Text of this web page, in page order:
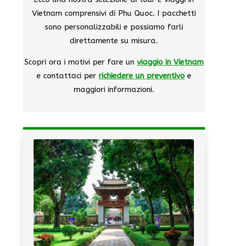
Vietnam comprensivi di Phu Quoc. I pacchetti
sono personalizzabili e possiamo farli
direttamente su misura.
Scopri ora i motivi per fare un viaggio in Vietnam
e contattaci per richiedere un preventivoe
maggiori informazioni.